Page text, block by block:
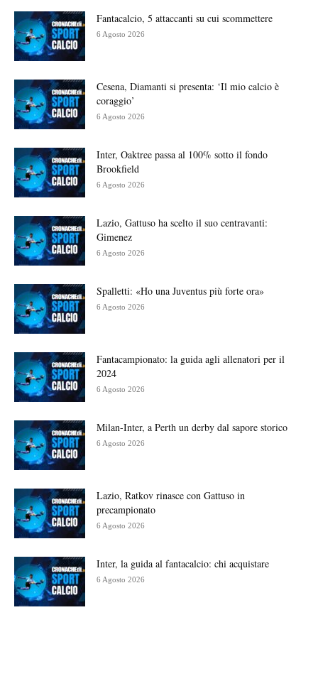
Fantacalcio, 5 attaccanti su cui scommettere
6 Agosto 2026
Cesena, Diamanti si presenta: ‘Il mio calcio è
coraggio’
6 Agosto 2026
Inter, Oaktree passa al 100% sotto il fondo
Brookfield
6 Agosto 2026
Lazio, Gattuso ha scelto il suo centravanti:
Gimenez
6 Agosto 2026
Spalletti: «Ho una Juventus più forte ora»
6 Agosto 2026
Fantacampionato: la guida agli allenatori per il
2024
6 Agosto 2026
Milan-Inter, a Perth un derby dal sapore storico
6 Agosto 2026
Lazio, Ratkov rinasce con Gattuso in
precampionato
6 Agosto 2026
Inter, la guida al fantacalcio: chi acquistare
6 Agosto 2026